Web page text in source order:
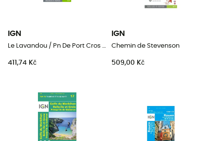
IGN
411,74 Kč
IGN
Chemin de Stevenson
509,00 Kč